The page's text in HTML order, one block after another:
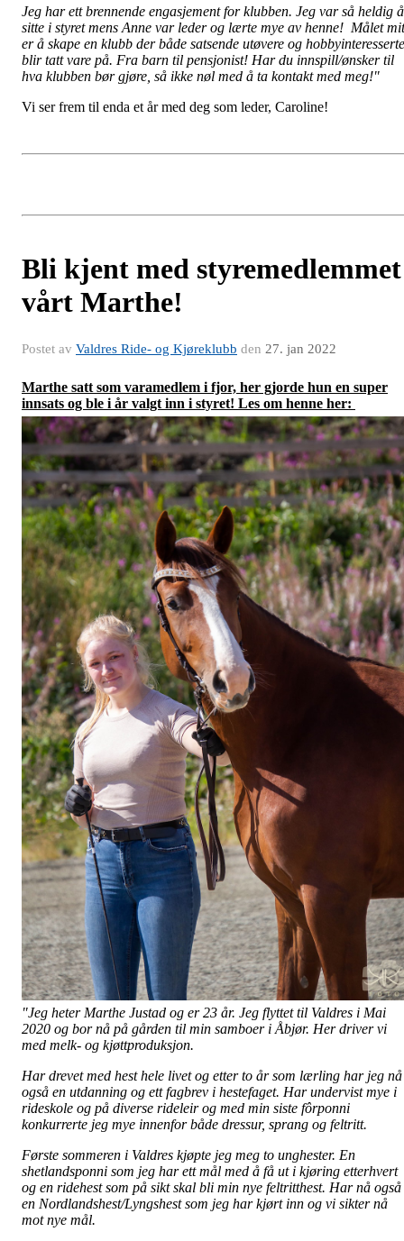
Jeg har ett brennende engasjement for klubben. Jeg var så heldig å
sitte i styret mens Anne var leder og lærte mye av henne! Målet
er å skape en klubb der både satsende utøvere og hobbyinteresserte
blir tatt vare på. Fra barn til pensjonist! Har du innspill/ønsker til
hva klubben bør gjøre, så ikke nøl med å ta kontakt med meg!"
Vi ser frem til enda et år med deg som leder, Caroline!
Bli kjent med styremedlemmet
vårt Marthe!
Postet av Valdres Ride- og Kjøreklubb den 27. jan 2022
Marthe satt som varamedlem i fjor, her gjorde hun en super
innsats og ble i år valgt inn i styret! Les om henne her:
"Jeg heter Marthe Justad og er 23 år. Jeg flyttet til Valdres i Mai
2020 og bor nå på gården til min samboer i Åbjør. Her driver vi
med melk- og kjøttproduksjon.
Har drevet med hest hele livet og etter to år som lærling har jeg nå
også en utdanning og ett fagbrev i hestefaget. Har undervist mye i
rideskole og på diverse rideleir og med min siste fôrponni
konkurrerte jeg mye innenfor både dressur, sprang og feltritt.
Første sommeren i Valdres kjøpte jeg meg to unghester. En
shetlandsponni som jeg har ett mål med å få ut i kjøring etterhvert
og en ridehest som på sikt skal bli min nye feltritthest. Har nå også
en Nordlandshest/Lyngshest som jeg har kjørt inn og vi sikter nå
mot nye mål.